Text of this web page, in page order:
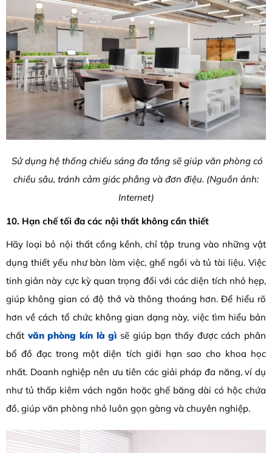
Sử dụng hệ thống chiếu sáng đa tầng sẽ giúp văn phòng có
chiều sâu, tránh cảm giác phẳng và đơn điệu. (Nguồn ảnh:
Internet)
10. Hạn chế tối đa các nội thất không cần thiết
Hãy loại bỏ nội thất cồng kềnh, chỉ tập trung vào những vật
dụng thiết yếu như bàn làm việc, ghế ngồi và tủ tài liệu. Việc
tinh giản này cực kỳ quan trọng đối với các diện tích nhỏ hẹp,
giúp không gian có độ thở và thông thoáng hơn. Để hiểu rõ
hơn về cách tổ chức không gian dạng này, việc tìm hiểu bản
chất văn phòng kín là gì sẽ giúp bạn thấy được cách phân
bổ đồ đạc trong một diện tích giới hạn sao cho khoa học
nhất. Doanh nghiệp nên ưu tiên các giải pháp đa năng, ví dụ
như tủ thấp kiêm vách ngăn hoặc ghế băng dài có hộc chứa
đồ, giúp văn phòng nhỏ luôn gọn gàng và chuyên nghiệp.